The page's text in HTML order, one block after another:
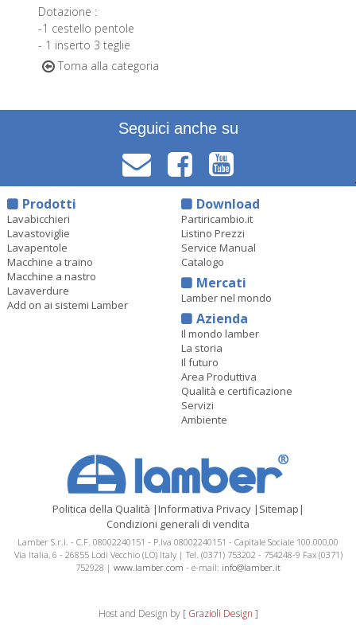
Dotazione :
-1 cestello pentole
- 1 inserto 3 teglie
Torna alla categoria
Seguici anche su
Prodotti
Lavabicchieri
Lavastoviglie
Lavapentole
Macchine a traino
Macchine a nastro
Lavaverdure
Add on ai sistemi Lamber
Download
Partiricambio.it
Listino Prezzi
Service Manual
Catalogo
Mercati
Lamber nel mondo
Azienda
Il mondo lamber
La storia
Il futuro
Area Produttiva
Qualità e certificazione
Servizi
Ambiente
Politica della Qualità |Informativa Privacy| Sitemap|
Condizioni generali di vendita
Lamber S.r.l. - C.F. 08002240151 - P.Iva 08002240151 - Capitale Sociale 100.000,00
Via Italia, 6 - 26855 Lodi Vecchio (LO) Italy | Tel. (0371) 753202 - 754248-9 Fax (0371)
752928 | www.lamber.com - e-mail: info@lamber.it
Host and Design by [ Grazioli Design ]